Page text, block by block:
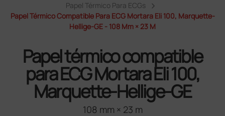
Papel Térmico Para ECGs
Papel Térmico Compatible Para ECG Mortara Eli 100, Marquette-
Hellige-GE - 108 Mm × 23 M
Papel térmico compatible
para ECG Mortara Eli 100,
Marquette-Hellige-GE
108 mm × 23 m